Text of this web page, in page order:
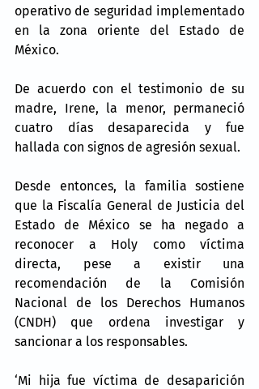
operativo de seguridad implementado
en la zona oriente del Estado de
México.
De acuerdo con el testimonio de su
madre, Irene, la menor, permaneció
cuatro días desaparecida y fue
hallada con signos de agresión sexual.
Desde entonces, la familia sostiene
que la Fiscalía General de Justicia del
Estado de México se ha negado a
reconocer a Holy como víctima
directa, pese a existir una
recomendación de la Comisión
Nacional de los Derechos Humanos
(CNDH) que ordena investigar y
sancionar a los responsables.
‘Mi hija fue víctima de desaparición